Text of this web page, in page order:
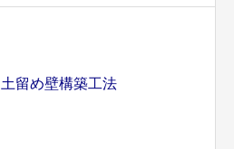
土留め壁構築工法